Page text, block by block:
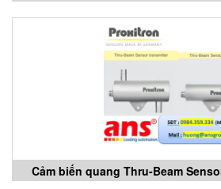
Cảm biến quang Thru-Beam